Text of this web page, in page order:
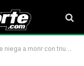
morir con triunfo en San Carlos